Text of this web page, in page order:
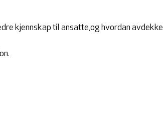
kjennskap til ansatte,og hvordan avdekke